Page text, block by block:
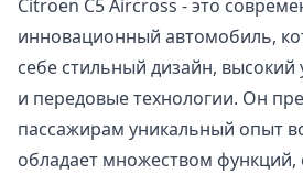
Citroen C5 Aircross - это
инновационный автомобиль,
себе стильный дизайн,
и передовые технологии. Он
пассажирам уникальный опыт
обладает множеством